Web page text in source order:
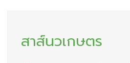
สาส์นวเกษตร